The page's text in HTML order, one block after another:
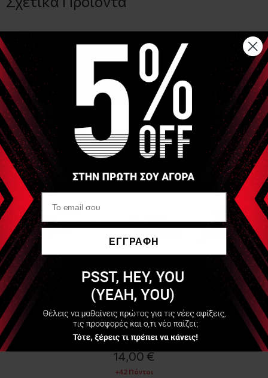
Ψαλίδι Ειδικό για χρήση με αυτοκόλλητες ταινίες 21.5cm
(Scissor Special for taping use)
Διαθέσιμο
14,00 €
+42 Πόντοι
ΕΓΓΡΑΦΗ